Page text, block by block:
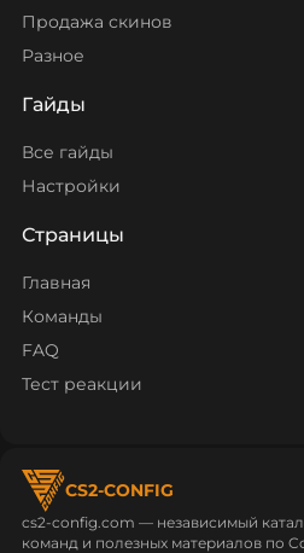
Продажа скинов
Разное
Гайды
Все гайды
Настройки
Страницы
Главная
Команды
FAQ
Тест реакции
CS2-CONFIG
cs2-config.com — независимый
команд и полезных материалов по